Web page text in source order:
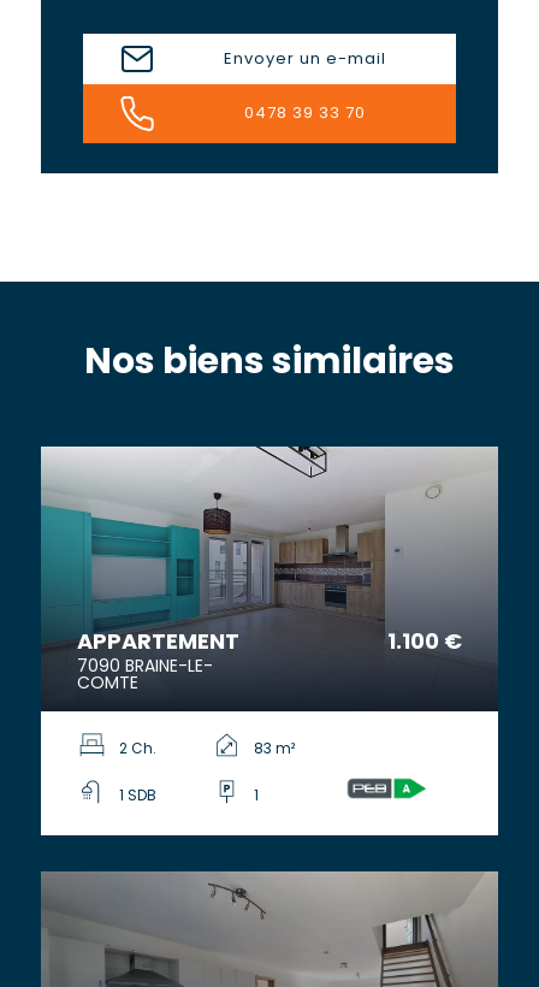
Envoyer un e-mail
0478 39 33 70
Nos biens similaires
APPARTEMENT 1.100 €
7090 BRAINE-LE-
COMTE
2 Ch. 83 m²
1 SDB